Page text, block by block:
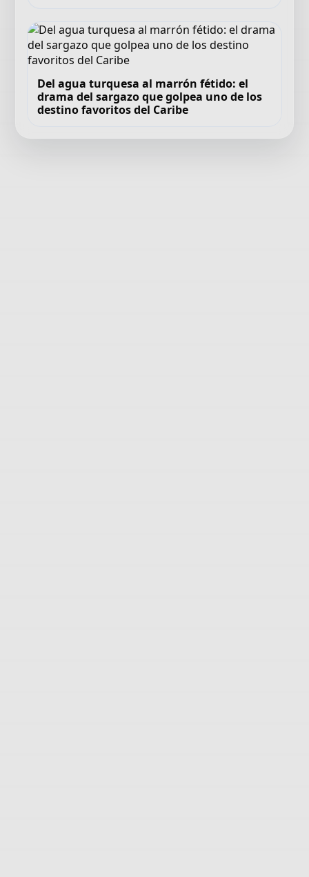
Del agua turquesa al marrón fétido: el
drama del sargazo que golpea uno de los
destino favoritos del Caribe